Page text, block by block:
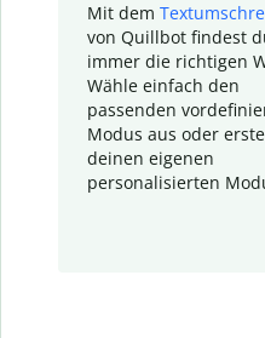
Mit dem
von Quillbot findest
immer die richtigen
Wähle einfach den
passenden
Modus aus oder
deinen eigenen
personalisierten